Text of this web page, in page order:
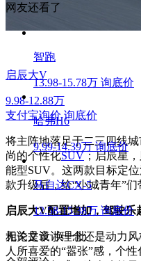
启辰大V
9.98-12.88万
支付宝询价 询底价
将主阵地落足于二三四线
尚的个性化SUV；启辰星
能型SUV。这两款目标定
款升级后，给“小城青年”们
启辰大V配置增加，驾驶乐
无论是设计理念还是动力
人所喜爱的“嚣张”感，个
网友还看了
智跑
13.98-15.78万 询底价
哈弗H6
9.99-14.39万 询底价
马自达CX-5
12.58-15.38万 询底价
相关文章换一批